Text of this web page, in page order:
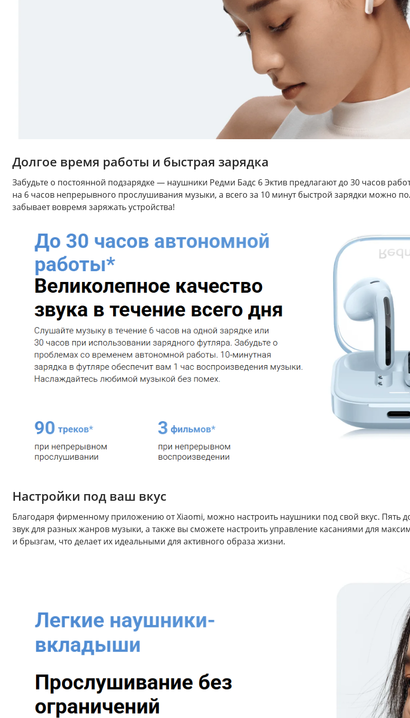
Долгое время работы и быстрая зарядка
Забудьте о постоянной подзарядке — наушники Редми Бадс 6 Эктив предлагают до 30 часов
на 6 часов непрерывного прослушивания музыки, а всего за 10 минут быстрой зарядки можно
забывает вовремя заряжать устройства!
Настройки под ваш вкус
Благодаря фирменному приложению от Xiaomi, можно настроить наушники под свой вкус. Пять
звук для разных жанров музыки, а также вы сможете настроить управление касаниями для
и брызгам, что делает их идеальными для активного образа жизни.